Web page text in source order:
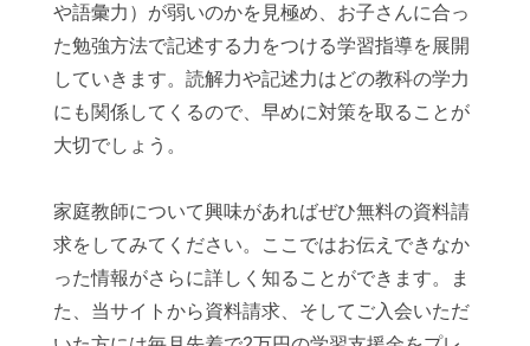
や語彙力）が弱いのかを見極め、お子さんに合っ
た勉強方法で記述する力をつける学習指導を展開
していきます。読解力や記述力はどの教科の学力
にも関係してくるので、早めに対策を取ることが
大切でしょう。
家庭教師について興味があればぜひ無料の資料請
求をしてみてください。ここではお伝えできなか
った情報がさらに詳しく知ることができます。ま
た、当サイトから資料請求、そしてご入会いただ